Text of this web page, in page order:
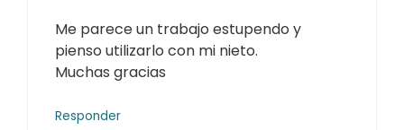
Me parece un trabajo estupendo y
pienso utilizarlo con mi nieto.
Muchas gracias
Responder